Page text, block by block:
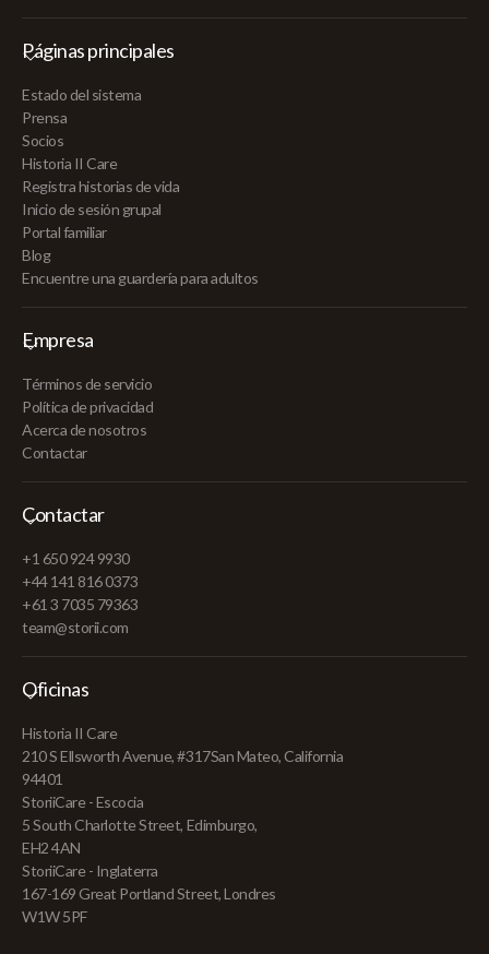
Páginas principales
Estado del sistema
Prensa
Socios
Historia II Care
Registra historias de vida
Inicio de sesión grupal
Portal familiar
Blog
Encuentre una guardería para adultos
Empresa
Términos de servicio
Política de privacidad
Acerca de nosotros
Contactar
Contactar
+1 650 924 9930
+44 141 816 0373
+61 3 7035 79363
team@storii.com
Oficinas
Historia II Care
210 S Ellsworth Avenue, #317San Mateo, California
94401
StoriiCare - Escocia
5 South Charlotte Street, Edimburgo,
EH2 4AN
StoriiCare - Inglaterra
167-169 Great Portland Street, Londres
W1W 5PF